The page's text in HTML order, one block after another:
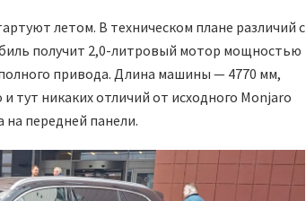
летом. В техническом плане различий с
получит 2,0-литровый мотор мощностью
привода. Длина машины — 4770 мм,
тут никаких отличий от исходного Monjaro
передней панели.